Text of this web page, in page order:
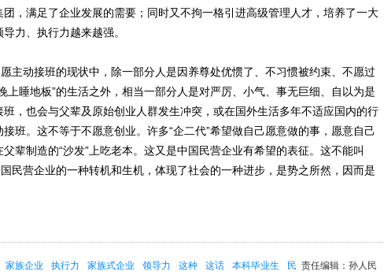
，满足了企业发展的需要；同时又不拘一格引进高级管理人才，培养了一大
力、执行力越来越强。
动接班的现状中，除一部分人是因养尊处优惯了、不习惯被约束、不愿过
上睡地板”的生活之外，相当一部分人是对严厉、小气、事无巨细、自以为是
，也会与父辈及原始创业人群发生冲突，或在国外生活多年不适应国内的行
班。这不等于不愿意创业。许多“企二代”希望做自己愿意做的事，愿意自己
辈制造的“沙发”上吃老本。这又是中国民营企业有希望的表征。这不能叫
民营企业的一种转机和生机，体现了社会的一种进步，是势之所然，因而是
责任编辑：孙人民
家族企业 执行力 家族式企业 领导力 这种 这话 本科毕业生
民